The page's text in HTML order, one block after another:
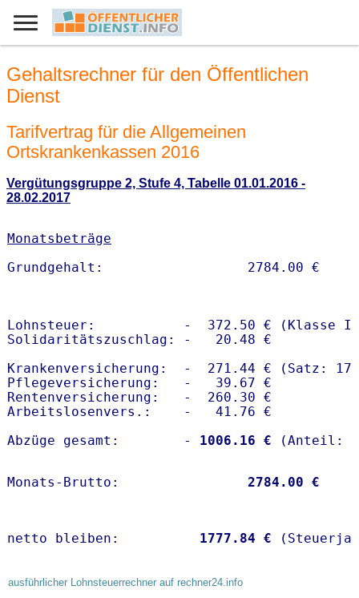
Gehaltsrechner für den Öffentlichen
Dienst
Tarifvertrag für die Allgemeinen
Ortskrankenkassen 2016
Vergütungsgruppe 2, Stufe 4, Tabelle 01.01.2016 -
28.02.2017
Monatsbeträge
Lohnsteuer:           -  372.50 € (Klasse I)
Solidaritätszuschlag: -   20.48 €
Krankenversicherung:  -  271.44 € (Satz:
Pflegeversicherung:   -   39.67 €
Rentenversicherung:   -  260.30 €
Arbeitslosenvers.:    -   41.76 €
Abzüge gesamt:        -
1006.16 €
Monats-Brutto: 2784.00 €
netto bleiben: 1777.84 €
ausführlicher Lohnsteuerrechner auf rechner24.info